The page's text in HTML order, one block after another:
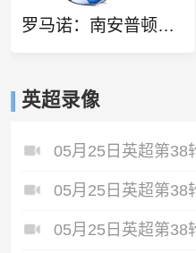
罗马诺：南安普顿租借曼城21岁前锋穆巴马达成口头协议
英超录像
05月25日英超第38